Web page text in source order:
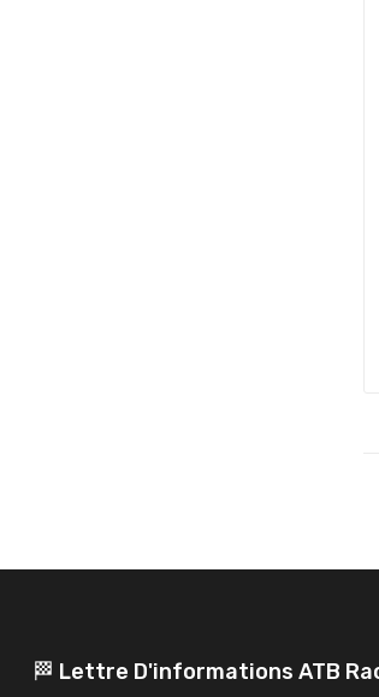
🏁 Lettre D'informations ATB